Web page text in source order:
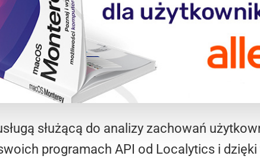
służącą do analizy zachowań
programach API od Localytics i